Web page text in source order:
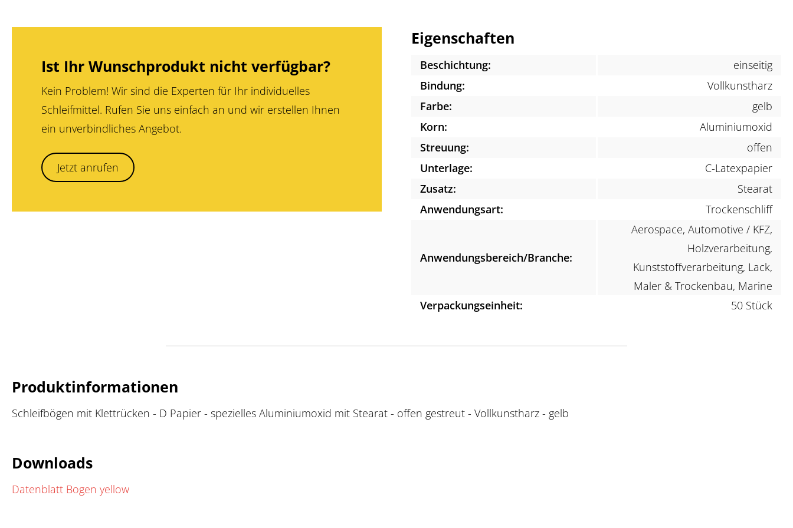
Ist Ihr Wunschprodukt nicht verfügbar?
Kein Problem! Wir sind die Experten für Ihr individuelles
Schleifmittel. Rufen Sie uns einfach an und wir erstellen Ihnen
ein unverbindliches Angebot.
Jetzt anrufen
Eigenschaften
Beschichtung:
einseitig
Bindung:
Vollkunstharz
Farbe:
gelb
Korn:
Aluminiumoxid
Streuung:
offen
Unterlage:
C-Latexpapier
Zusatz:
Stearat
Anwendungsart:
Trockenschliff
Anwendungsbereich/Branche:
Aerospace, Automotive / KFZ,
Holzverarbeitung,
Kunststoffverarbeitung, Lack,
Maler & Trockenbau, Marine
Verpackungseinheit:
50 Stück
Produktinformationen
Schleifbögen mit Klettrücken - D Papier - spezielles Aluminiumoxid mit Stearat - offen gestreut - Vollkunstharz - gelb
Downloads
Datenblatt Bogen yellow